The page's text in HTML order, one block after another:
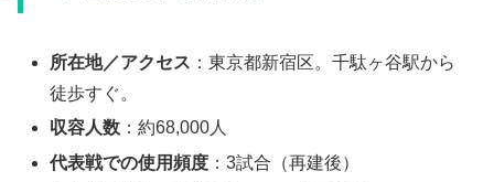
所在地／アクセス ：東京都新宿区。千駄ヶ谷駅から
徒歩すぐ。
収容人数 ：約68,000人
代表戦での使用頻度 ：3試合（再建後）